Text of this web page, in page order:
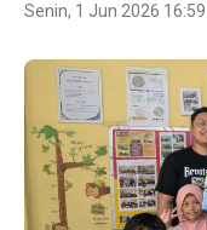
Senin, 1 Jun 2026 16:59